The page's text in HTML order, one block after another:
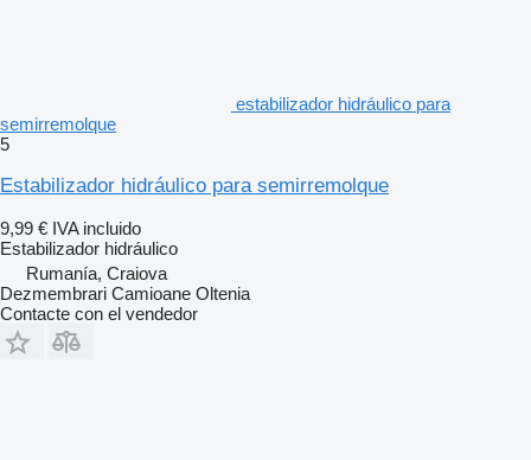
estabilizador hidráulico para
semirremolque
5
Estabilizador hidráulico para semirremolque
9,99 € IVA incluido
Estabilizador hidráulico
Rumanía, Craiova
Dezmembrari Camioane Oltenia
Contacte con el vendedor